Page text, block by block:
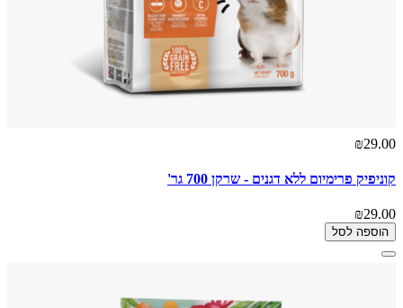
₪29.00
קוניפיק פרימיום ללא דגנים - שרקן 700 גר'
₪29.00
הוספה לסל